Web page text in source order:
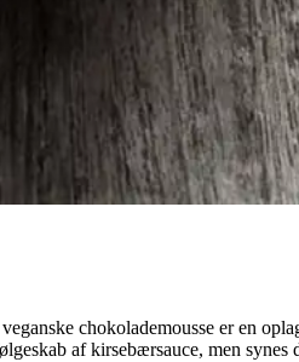
chokolademousse er en
af kirsebærsauce, men